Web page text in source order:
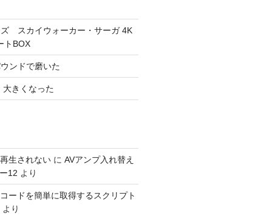
ズ スカイウォーカー・サーガ 4K
トBOX
ンドで磨いた
大きくなった
生されないに AVアンプ入れ替え
12 より
ードを簡単に取得するスクリプト
より